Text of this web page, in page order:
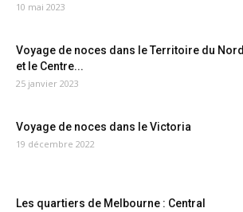
10 mai 2023
Voyage de noces dans le Territoire du Nord
et le Centre...
25 janvier 2023
Voyage de noces dans le Victoria
19 décembre 2022
Les quartiers de Melbourne : Central